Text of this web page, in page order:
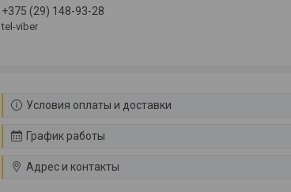
+375 (29) 148-93-28
tel-viber
Условия оплаты и доставки
График работы
Адрес и контакты